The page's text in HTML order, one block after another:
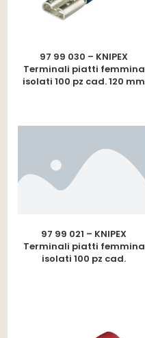
97 99 030 – KNIPEX
Terminali piatti femmina
isolati 100 pz cad. 120 mm
97 99 021 – KNIPEX
Terminali piatti femmina
isolati 100 pz cad.